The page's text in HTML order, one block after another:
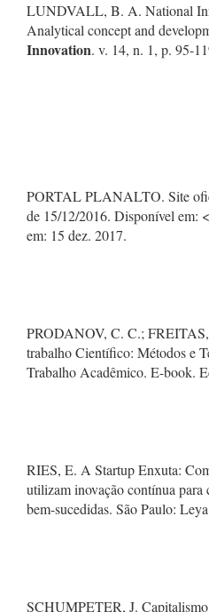
LUNDVALL, B. A. National
Analytical concept and
Innovation. v. 14, n. 1, p. 95-
PORTAL PLANALTO. Site
de 15/12/2016. Disponível em:
em: 15 dez. 2017.
PRODANOV, C. C.;
trabalho Científico: Métodos e
Trabalho Acadêmico. E-book.
RIES, E. A Startup Enxuta:
utilizam inovação contínua para
bem-sucedidas. São Paulo:
SCHUMPETER, J.